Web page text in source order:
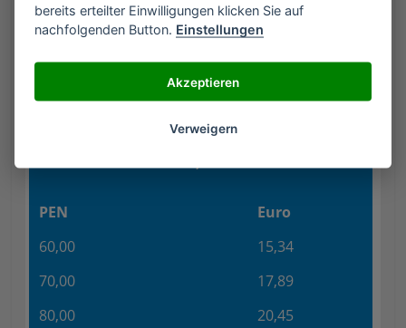
45,00
11,50
PEN
Euro
60,00
15,34
70,00
17,89
80,00
20,45
bereits erteilter Einwilligungen klicken Sie auf
nachfolgenden Button. Einstellungen
Akzeptieren
Verweigern